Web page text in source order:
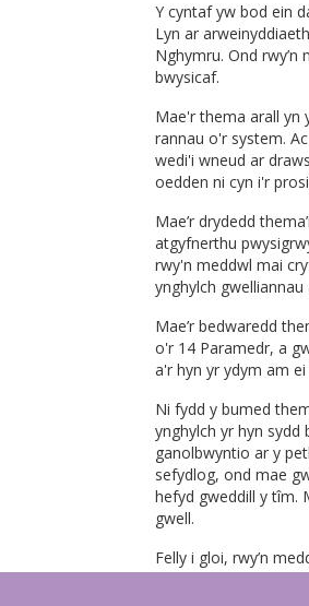
Y cyntaf yw bod ein
Lyn ar
Nghymru. Ond
bwysicaf.
Mae'r thema arall yn
rannau o'r system.
wedi'i wneud ar
oedden ni cyn i'r
Mae’r drydedd
atgyfnerthu
rwy'n meddwl mai
ynghylch
Mae’r bedwaredd
o'r 14 Paramedr, a
a'r hyn yr ydym am
Ni fydd y bumed
ynghylch yr hyn
ganolbwyntio ar y
sefydlog, ond mae
hefyd gweddill y tîm.
gwell.
Felly i gloi, rwy’n
mae hyn wedi bod